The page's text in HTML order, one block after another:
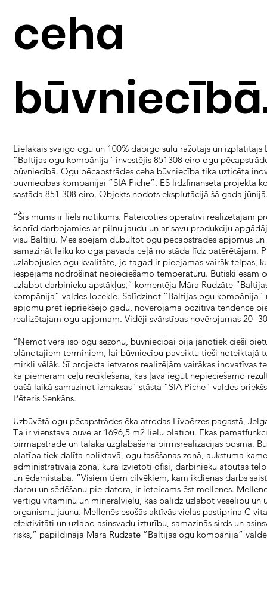
ceha
Lielākais svaigo ogu un 100% dabīgo sulu ražotājs un izplatītājs
”Baltijas ogu kompānija” investējis 851308 eiro ogu
būvniecībā. Ogu pēcapstrādes ceha būvniecība tika uzticēta
būvniecības kompānijai ”SIA Piche”. ES līdzfinansētā projekta
sastāda 851 308 eiro. Objekts nodots eksplutācijā šā gada
“Šis mums ir liels notikums. Pateicoties operatīvi realizētajam
šobrīd darbojamies ar pilnu jaudu un ar savu produkciju
visu Baltiju. Mēs spējām dubultot ogu pēcapstrādes apjomus
samazināt laiku ko oga pavada ceļā no stāda līdz patērētājam.
uzlabojusies ogu kvalitāte, jo tagad ir pieejamas vairāk telpas,
iespējams nodrošināt nepieciešamo temperatūru. Būtiski esam
uzlabot darbinieku apstākļus,” komentēja Māra Rudzāte
kompānija” valdes locekle. Salīdzinot ”Baltijas ogu
apjomu pret iepriekšējo gadu, novērojama pozitīva tendence
realizētajam ogu apjomam. Vidēji svārstības novērojamas 20-
“Ņemot vērā īso ogu sezonu, būvniecībai bija jānotiek cieši
plānotajiem termiņiem, lai būvniecību paveiktu tieši noteiktajā
mirkli vēlāk. Šī projekta ietvaros realizējām vairākas inovatīvas
kā piemēram ceļu reciklēšana, kas ļāva iegūt nepieciešamo
pašā laikā samazinot izmaksas” stāsta ”SIA Piche” valdes
Pēteris Senkāns.
Uzbūvētā ogu pēcapstrādes ēka atrodas Līvbērzes pagastā,
Tā ir vienstāva būve ar 1696,5 m2 lielu platību. Ēkas
pirmapstrāde un tālākā uzglabāšanā pirmsrealizācijas posmā.
platība tiek dalīta noliktavā, ogu fasēšanas zonā, aukstuma
administratīvajā zonā, kurā izvietoti ofisi, darbinieku atpūtas
un ēdamistaba. ”Visiem tiem cilvēkiem, kam ikdienas darbs
darbu un sēdēšanu pie datora, ir ieteicams ēst mellenes.
vērtīgu vitamīnu un minerālvielu, kas palīdz uzlabot veselību un
organismu jaunu. Mellenēs esošās aktīvās vielas pastiprina C
efektivitāti un uzlabo asinsvadu izturību, samazinās sirds un
risks,” papildināja Māra Rudzāte ”Baltijas ogu kompānija”